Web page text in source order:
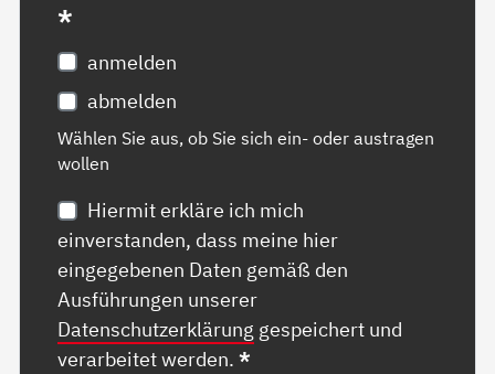
*
anmelden
abmelden
Wählen Sie aus, ob Sie sich ein- oder austragen
wollen
Hiermit erkläre ich mich
einverstanden, dass meine hier
eingegebenen Daten gemäß den
Ausführungen unserer
Datenschutzerklärung gespeichert und
verarbeitet werden.*